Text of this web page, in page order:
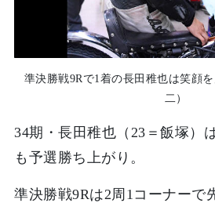
準決勝戦9Rで1着の長田稚也は笑顔
二）
34期・長田稚也（23＝飯塚）
も予選勝ち上がり。
準決勝戦9Rは2周1コーナーで